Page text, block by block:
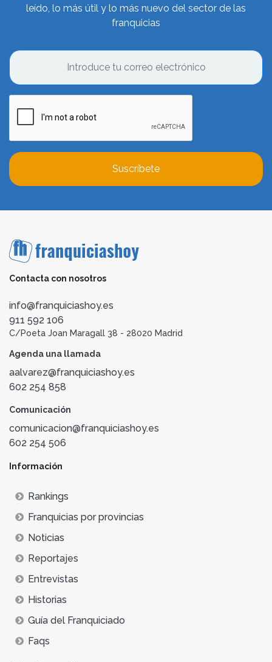
leído, lo más útil y lo más nuevo del sector de las
franquicias
Suscríbete
Contacta con nosotros
info@franquiciashoy.es
911 592 106
C/Poeta Joan Maragall 38 - 28020 Madrid
Agenda una llamada
aalvarez@franquiciashoy.es
602 254 858
Comunicación
comunicacion@franquiciashoy.es
602 254 506
Información
Rankings
Franquicias por provincias
Noticias
Reportajes
Entrevistas
Historias
Guía del Franquiciado
Faqs